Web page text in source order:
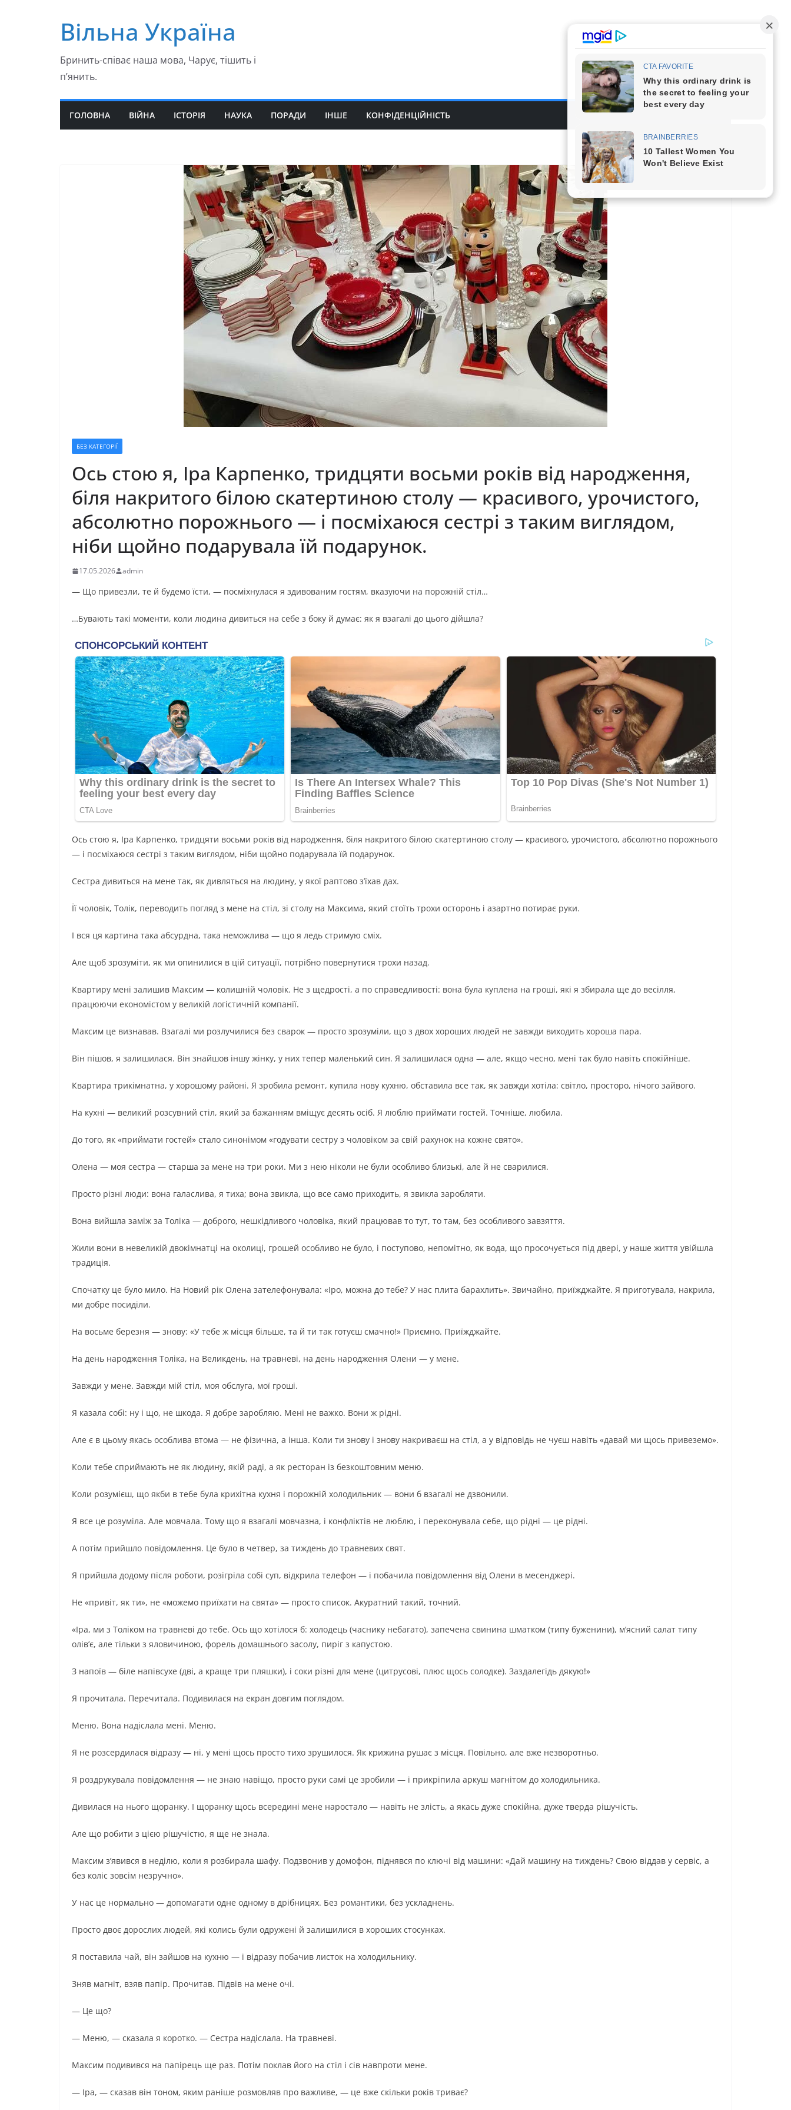
Вільна Україна
Бринить-співає наша мова, Чарує, тішить і
п’янить.
ГОЛОВНА ВІЙНА ІСТОРІЯ НАУКА ПОРАДИ ІНШЕ КОНФІДЕНЦІЙНІСТЬ
БЕЗ КАТЕГОРІЇ
Ось стою я, Іра Карпенко, тридцяти восьми років від народження,
біля накритого білою скатертиною столу — красивого, урочистого,
абсолютно порожнього — і посміхаюся сестрі з таким виглядом,
ніби щойно подарувала їй подарунок.
17.05.2026 admin
— Що привезли, те й будемо їсти, — посміхнулася я здивованим гостям, вказуючи на порожній стіл…
…Бувають такі моменти, коли людина дивиться на себе з боку й думає: як я взагалі до цього дійшла?
Ось стою я, Іра Карпенко, тридцяти восьми років від народження, біля накритого білою скатертиною столу — красивого, урочистого, абсолютно порожнього
— і посміхаюся сестрі з таким виглядом, ніби щойно подарувала їй подарунок.
Сестра дивиться на мене так, як дивляться на людину, у якої раптово з’їхав дах.
Її чоловік, Толік, переводить погляд з мене на стіл, зі столу на Максима, який стоїть трохи осторонь і азартно потирає руки.
І вся ця картина така абсурдна, така неможлива — що я ледь стримую сміх.
Але щоб зрозуміти, як ми опинилися в цій ситуації, потрібно повернутися трохи назад.
Квартиру мені залишив Максим — колишній чоловік. Не з щедрості, а по справедливості: вона була куплена на гроші, які я збирала ще до весілля,
працюючи економістом у великій логістичній компанії.
Максим це визнавав. Взагалі ми розлучилися без сварок — просто зрозуміли, що з двох хороших людей не завжди виходить хороша пара.
Він пішов, я залишилася. Він знайшов іншу жінку, у них тепер маленький син. Я залишилася одна — але, якщо чесно, мені так було навіть спокійніше.
Квартира трикімнатна, у хорошому районі. Я зробила ремонт, купила нову кухню, обставила все так, як завжди хотіла: світло, просторо, нічого зайвого.
На кухні — великий розсувний стіл, який за бажанням вміщує десять осіб. Я люблю приймати гостей. Точніше, любила.
До того, як «приймати гостей» стало синонімом «годувати сестру з чоловіком за свій рахунок на кожне свято».
Олена — моя сестра — старша за мене на три роки. Ми з нею ніколи не були особливо близькі, але й не сварилися.
Просто різні люди: вона галаслива, я тиха; вона звикла, що все само приходить, я звикла заробляти.
Вона вийшла заміж за Толіка — доброго, нешкідливого чоловіка, який працював то тут, то там, без особливого завзяття.
Жили вони в невеликій двокімнатці на околиці, грошей особливо не було, і поступово, непомітно, як вода, що просочується під двері, у наше життя увійшла
традиція.
Спочатку це було мило. На Новий рік Олена зателефонувала: «Іро, можна до тебе? У нас плита барахлить». Звичайно, приїжджайте. Я приготувала, накрила,
ми добре посиділи.
На восьме березня — знову: «У тебе ж місця більше, та й ти так готуєш смачно!» Приємно. Приїжджайте.
На день народження Толіка, на Великдень, на травневі, на день народження Олени — у мене.
Завжди у мене. Завжди мій стіл, моя обслуга, мої гроші.
Я казала собі: ну і що, не шкода. Я добре заробляю. Мені не важко. Вони ж рідні.
Але є в цьому якась особлива втома — не фізична, а інша. Коли ти знову і знову накриваєш на стіл, а у відповідь не чуєш навіть «давай ми щось привеземо».
Коли тебе сприймають не як людину, якій раді, а як ресторан із безкоштовним меню.
Коли розумієш, що якби в тебе була крихітна кухня і порожній холодильник — вони б взагалі не дзвонили.
Я все це розуміла. Але мовчала. Тому що я взагалі мовчазна, і конфліктів не люблю, і переконувала себе, що рідні — це рідні.
А потім прийшло повідомлення. Це було в четвер, за тиждень до травневих свят.
Я прийшла додому після роботи, розігріла собі суп, відкрила телефон — і побачила повідомлення від Олени в месенджері.
Не «привіт, як ти», не «можемо приїхати на свята» — просто список. Акуратний такий, точний.
«Іра, ми з Толіком на травневі до тебе. Ось що хотілося б: холодець (часнику небагато), запечена свинина шматком (типу буженини), м’ясний салат типу
олів’є, але тільки з яловичиною, форель домашнього засолу, пиріг з капустою.
З напоїв — біле напівсухе (дві, а краще три пляшки), і соки різні для мене (цитрусові, плюс щось солодке). Заздалегідь дякую!»
Я прочитала. Перечитала. Подивилася на екран довгим поглядом.
Меню. Вона надіслала мені. Меню.
Я не розсердилася відразу — ні, у мені щось просто тихо зрушилося. Як крижина рушає з місця. Повільно, але вже незворотньо.
Я роздрукувала повідомлення — не знаю навіщо, просто руки самі це зробили — і прикріпила аркуш магнітом до холодильника.
Дивилася на нього щоранку. І щоранку щось всередині мене наростало — навіть не злість, а якась дуже спокійна, дуже тверда рішучість.
Але що робити з цією рішучістю, я ще не знала.
Максим з’явився в неділю, коли я розбирала шафу. Подзвонив у домофон, піднявся по ключі від машини: «Дай машину на тиждень? Свою віддав у сервіс, а
без коліс зовсім незручно».
У нас це нормально — допомагати одне одному в дрібницях. Без романтики, без ускладнень.
Просто двоє дорослих людей, які колись були одружені й залишилися в хороших стосунках.
Я поставила чай, він зайшов на кухню — і відразу побачив листок на холодильнику.
Зняв магніт, взяв папір. Прочитав. Підвів на мене очі.
— Це що?
— Меню, — сказала я коротко. — Сестра надіслала. На травневі.
Максим подивився на папірець ще раз. Потім поклав його на стіл і сів навпроти мене.
— Іра, — сказав він тоном, яким раніше розмовляв про важливе, — це вже скільки років триває?